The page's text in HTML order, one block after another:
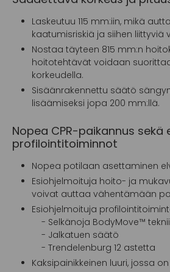
Laskeutuu 115 mm:iin, mikä
kaatumisriskiä ja siihen liittyviä
Nostaa täyteen 815 mm:n
hoitotehtävät voidaan
korkeudella.
Sisäänrakennettu säätö
lisäämiseksi jopa 200 mm:llä.
Nopea CPR-paikannus sekä
profilointitoiminnot
Nopea potilaan asettaminen
Esiohjelmoituja hoito- ja
voivat auttaa vähentämään
Esiohjelmoituja
- Selkänoja BodyMove™
- Jalkatuen säätö
- Trendelenburg 12 astetta
Kaksipainikkeinen luuri, jossa